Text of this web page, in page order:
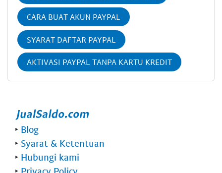
CARA BUAT AKUN PAYPAL
SYARAT DAFTAR PAYPAL
AKTIVASI PAYPAL TANPA KARTU KREDIT
‣ Blog
‣ Syarat & Ketentuan
‣ Hubungi kami
‣ Privacy Policy